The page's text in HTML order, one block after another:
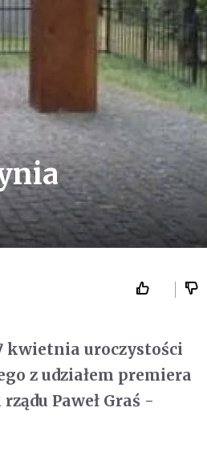
kwietnia uroczystości
z udziałem premiera
Paweł Graś -